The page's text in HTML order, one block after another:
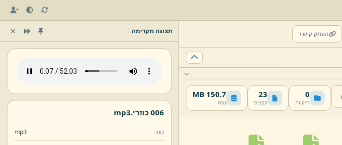
העתק קישור
0
תיקיות
23
קבצים
150.7 MB
נפח
תצוגה מקדימה
006 כוזרי. mp3
סוג mp3